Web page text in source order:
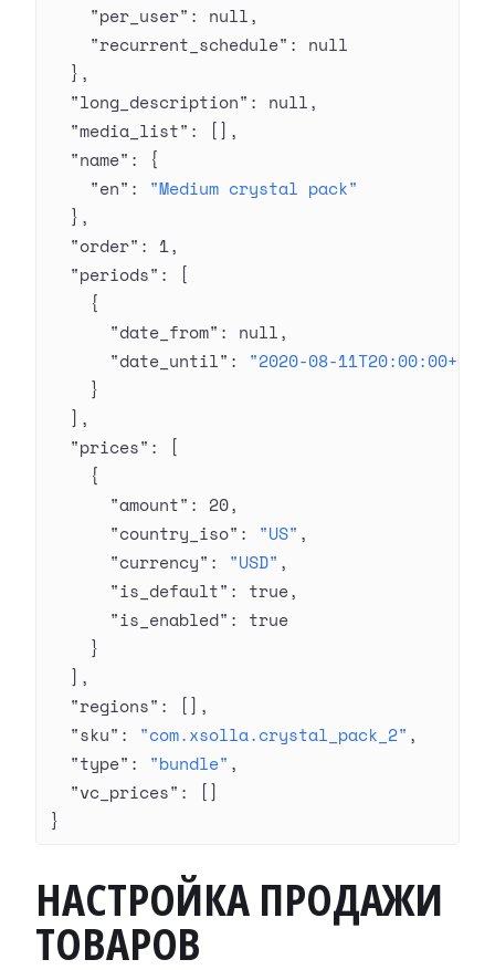
    "per_user"
: null,
    "recurrent_schedule"
: null
  },
  "long_description"
: null,
  "media_list"
: [],
  "name"
: {
    "en"
: "Medium crystal pack"
  },
  "order"
: 1,
  "periods"
: [
    {
      "date_from"
: null,
      "date_until"
: "2020-08-
    }
  ],
  "prices"
: [
    {
      "amount"
: 20,
      "country_iso"
: "US" ,
      "currency"
: "USD" ,
      "is_default"
: true,
      "is_enabled"
: true
    }
  ],
  "regions"
: [],
  "sku"
: "com.xsolla.crystal_pack_2" ,
  "type"
: "bundle" ,
  "vc_prices"
: []
}
НАСТРОЙКА ПРОДАЖИ
ТОВАРОВ